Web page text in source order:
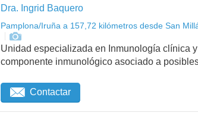
Dra. Ingrid Baquero
Pamplona/Iruña a 157,72 kilómetros desde San
Unidad especializada en Inmunología clínica
componente inmunológico asociado a
Contactar